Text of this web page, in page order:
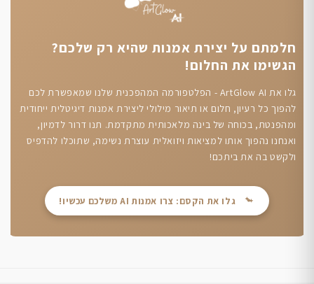
חלמתם על יצירת אמנות שהיא רק שלכם?
הגשימו את החלום!
גלו את ArtGlow AI - הפלטפורמה המהפכנית שלנו שמאפשרת לכם
להפוך כל רעיון, חלום או תיאור מילולי ליצירת אמנות דיגיטלית ייחודית
ומהפנטת, בכוחה של בינה מלאכותית מתקדמת. תנו דרור לדמיון,
ואנחנו נהפוך אותו למציאות ויזואלית עוצרת נשימה, שתוכלו להדפיס
ולקשט בה את ביתכם!
גלו את הקסם: צרו אמנות AI משלכם עכשיו!